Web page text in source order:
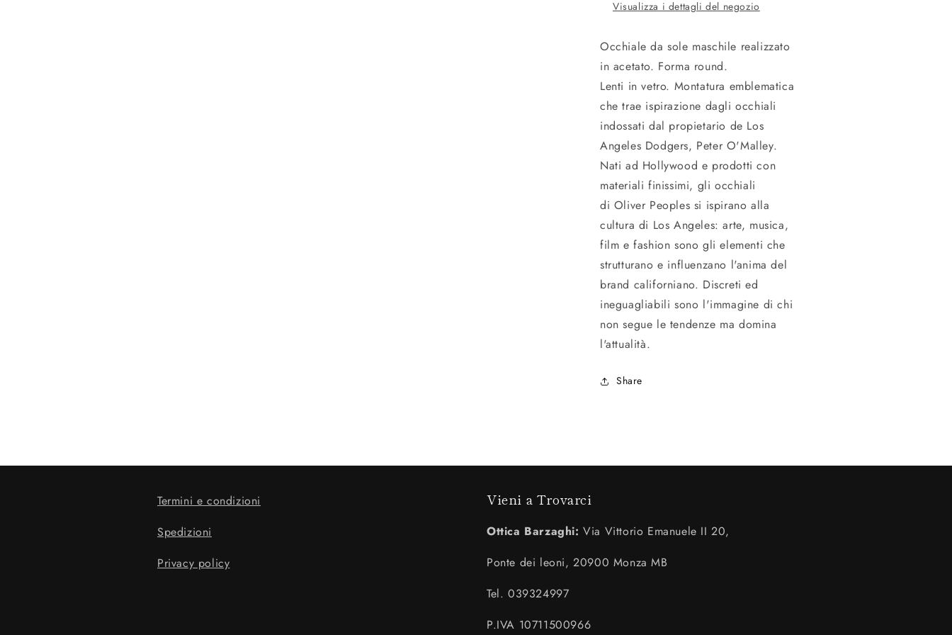
Visualizza i dettagli del negozio
Occhiale da sole maschile realizzato
in acetato. Forma round.
Lenti in vetro. Montatura emblematica
che trae ispirazione dagli occhiali
indossati dal propietario de Los
Angeles Dodgers, Peter O'Malley.
Nati ad Hollywood e prodotti con
materiali finissimi, gli occhiali
di Oliver Peoples si ispirano alla
cultura di Los Angeles: arte, musica,
film e fashion sono gli elementi che
strutturano e influenzano l'anima del
brand californiano. Discreti ed
ineguagliabili sono l'immagine di chi
non segue le tendenze ma domina
l'attualità.
Share
Termini e condizioni
Spedizioni
Privacy policy
Vieni a Trovarci
Ottica Barzaghi: Via Vittorio Emanuele II 20,
Ponte dei leoni, 20900 Monza MB
Tel. 039324997
P.IVA 10711500966